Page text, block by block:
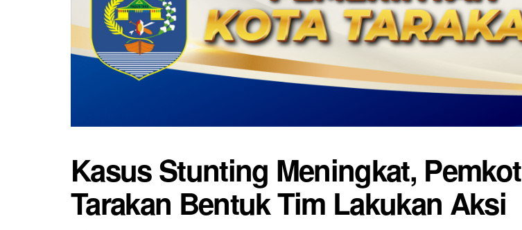
Kasus Stunting Meningkat, Pemkot
Tarakan Bentuk Tim Lakukan Aksi